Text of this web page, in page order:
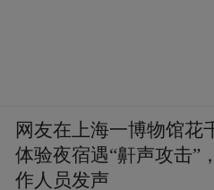
网友在上海一博物馆花
体验夜宿遇“鼾声攻击”
作人员发声